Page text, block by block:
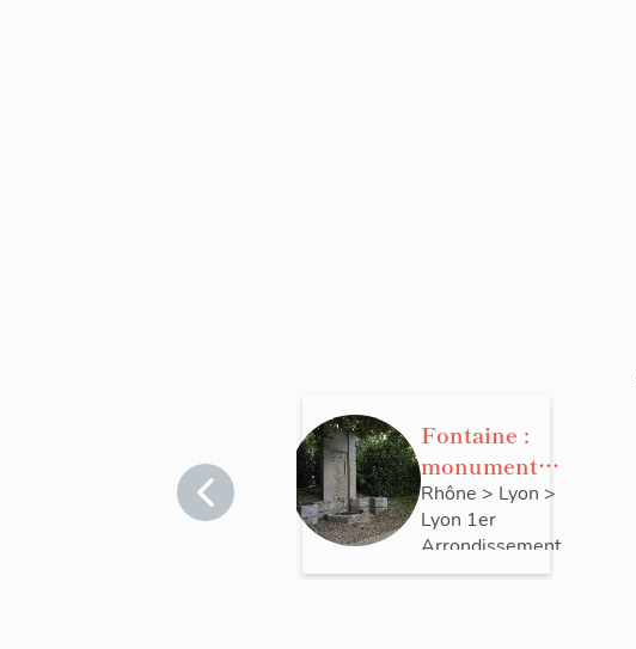
Fontaine :
monument à
Camille Roy
Rhône > Lyon >
Lyon 1er
Arrondissement